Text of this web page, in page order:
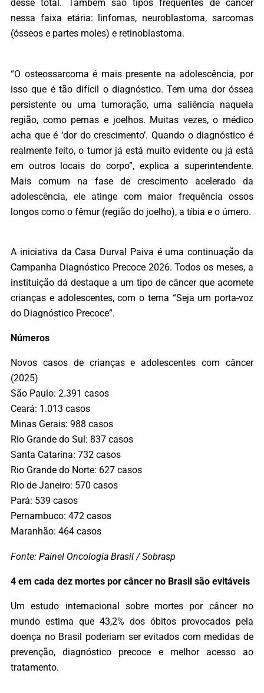
desse total. Também são tipos frequentes de câncer
nessa faixa etária: linfomas, neuroblastoma, sarcomas
(ósseos e partes moles) e retinoblastoma.
“O osteossarcoma é mais presente na adolescência, por
isso que é tão difícil o diagnóstico. Tem uma dor óssea
persistente ou uma tumoração, uma saliência naquela
região, como pernas e joelhos. Muitas vezes, o médico
acha que é ‘dor do crescimento’. Quando o diagnóstico é
realmente feito, o tumor já está muito evidente ou já está
em outros locais do corpo”, explica a superintendente.
Mais comum na fase de crescimento acelerado da
adolescência, ele atinge com maior frequência ossos
longos como o fêmur (região do joelho), a tíbia e o úmero.
A iniciativa da Casa Durval Paiva é uma continuação da
Campanha Diagnóstico Precoce 2026. Todos os meses, a
instituição dá destaque a um tipo de câncer que acomete
crianças e adolescentes, com o tema “Seja um porta-voz
do Diagnóstico Precoce”.
Números
Novos casos de crianças e adolescentes com câncer
(2025)
São Paulo: 2.391 casos
Ceará: 1.013 casos
Minas Gerais: 988 casos
Rio Grande do Sul: 837 casos
Santa Catarina: 732 casos
Rio Grande do Norte: 627 casos
Rio de Janeiro: 570 casos
Pará: 539 casos
Pernambuco: 472 casos
Maranhão: 464 casos
Fonte: Painel Oncologia Brasil / Sobrasp
4 em cada dez mortes por câncer no Brasil são evitáveis
Um estudo internacional sobre mortes por câncer no
mundo estima que 43,2% dos óbitos provocados pela
doença no Brasil poderiam ser evitados com medidas de
prevenção, diagnóstico precoce e melhor acesso ao
tratamento.